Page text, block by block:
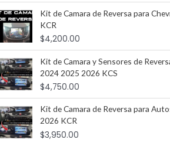
Kit de Camara de Reversa para
KCR
$4,200.00
Kit de Camara y Sensores de
2024 2025 2026 KCS
$4,750.00
Kit de Camara de Reversa para
2026 KCR
$3,950.00